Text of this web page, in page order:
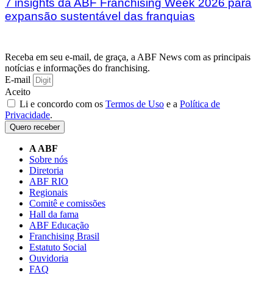
7 insights da ABF Franchising Week 2026 para
expansão sustentável das franquias
Receba em seu e-mail, de graça, a ABF News com as principais
notícias e informações do franchising.
E-mail
Aceito
Li e concordo com os Termos de Uso e a Política de
Privacidade.
Quero receber
A ABF
Sobre nós
Diretoria
ABF RIO
Regionais
Comitê e comissões
Hall da fama
ABF Educação
Franchising Brasil
Estatuto Social
Ouvidoria
FAQ